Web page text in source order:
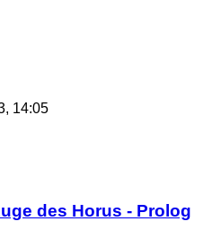
14:05
des Horus - Prolog